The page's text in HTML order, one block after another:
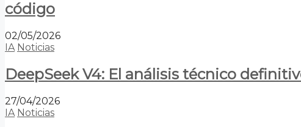
código
02/05/2026
IA Noticias
DeepSeek V4: El análisis técnico
27/04/2026
IA Noticias